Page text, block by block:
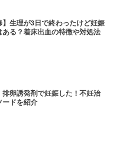
】生理が3日で終わったけど妊娠
ある？着床出血の特徴や対処法
排卵誘発剤で妊娠した！不妊治
ードを紹介